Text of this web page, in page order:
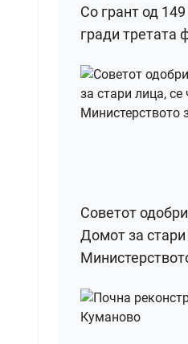
Со грант од
гради третата
Советот
Домот за стари